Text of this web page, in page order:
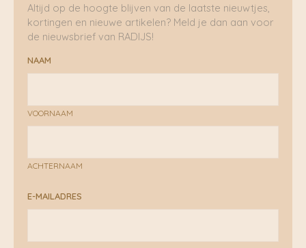
Altijd op de hoogte blijven van de laatste nieuwtjes,
kortingen en nieuwe artikelen? Meld je dan aan voor
de nieuwsbrief van RADIJS!
NAAM
VOORNAAM
ACHTERNAAM
E-MAILADRES